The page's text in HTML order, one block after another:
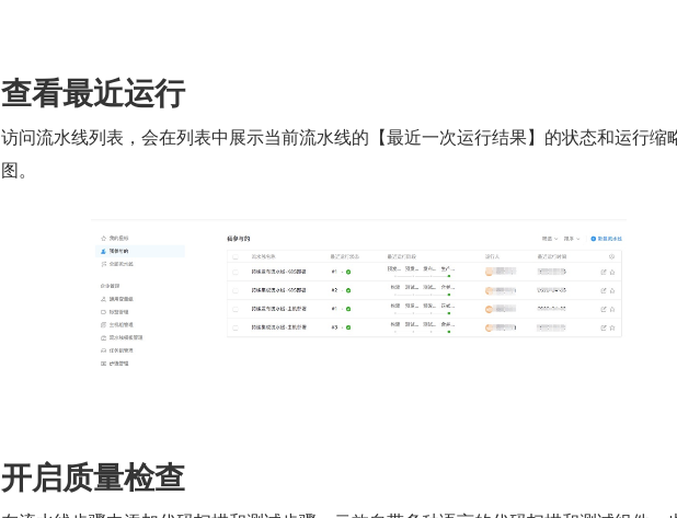
查看最近运行
访问流水线列表，会在列表中展示当前流水线的【最近一次运行结果】的状态和运行缩
图。
开启质量检查